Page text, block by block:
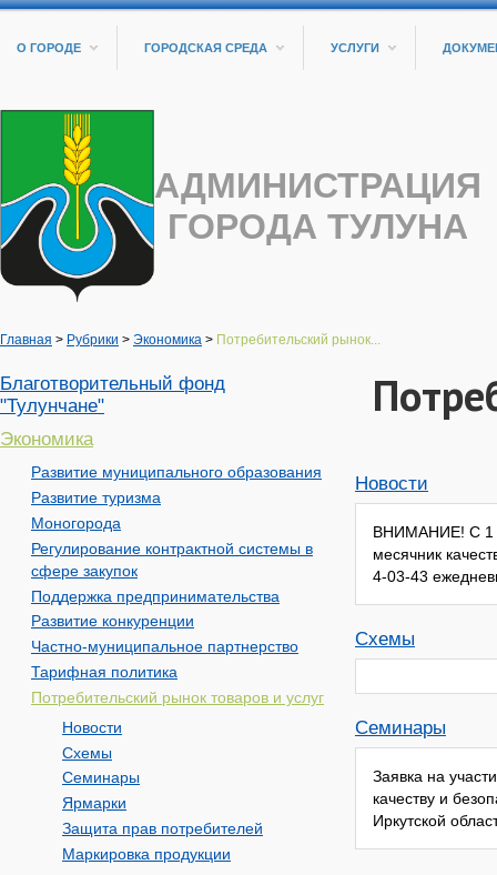
О ГОРОДЕ ГОРОДСКАЯ СРЕДА УСЛУГИ
АДМИНИСТРАЦИЯ
ГОРОДА ТУЛУНА
Главная > Рубрики > Экономика > Потребительский рынок...
Благотворительный фонд
"Тулунчане"
Экономика
Развитие муниципального образования
Развитие туризма
Моногорода
Регулирование контрактной системы в
сфере закупок
Поддержка предпринимательства
Развитие конкуренции
Частно-муниципальное партнерство
Тарифная политика
Потребительский рынок товаров и услуг
Новости
Схемы
Семинары
Ярмарки
Защита прав потребителей
Маркировка продукции
Новости
ВНИМАНИЕ! С 1
месячник
4-03-43
Схемы
Семинары
Заявка на
качеству и
Иркутской